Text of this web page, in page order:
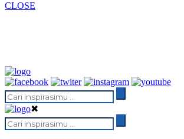
CLOSE
✖